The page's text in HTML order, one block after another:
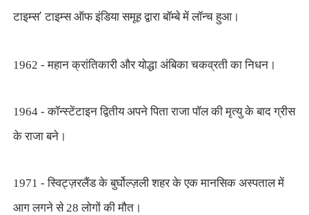
टाइम्स’टाइम्स ऑफ इंडिया समूह द्वारा बॉम्बे में लॉन्च हुआ।
1962 - महान क्रांतिकारी और योद्धा अंबिका चकव्रती का निधन।
1964 - कॉन्स्टेंटाइन द्वितीय अपने पिता राजा पॉल की मृत्यु के बाद ग्रीस
के राजा बने।
1971 - स्विट्ज़रलैंड के बुर्घोल्ज़ली शहर के एक मानसिक अस्पताल में
आग लगने से 28 लोगों की मौत।